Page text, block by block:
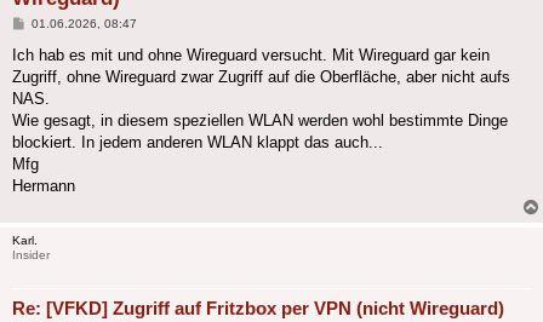
Beitrag
01.06.2026, 08:47
Ich hab es mit und ohne Wireguard versucht. Mit Wireguard gar kein
Zugriff, ohne Wireguard zwar Zugriff auf die Oberfläche, aber nicht aufs
NAS.
Wie gesagt, in diesem speziellen WLAN werden wohl bestimmte Dinge
blockiert. In jedem anderen WLAN klappt das auch...
Mfg
Hermann
Karl.
Insider
Re: [VFKD] Zugriff auf Fritzbox per VPN (nicht Wireguard)